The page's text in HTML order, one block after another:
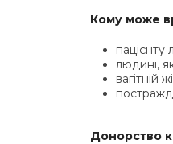
Кому може
пацієнту
людині,
вагітній
Донорство